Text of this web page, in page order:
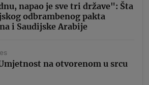
napao je sve tri države": Šta
odbrambenog pakta
i Saudijske Arabije
na otvorenom u srcu